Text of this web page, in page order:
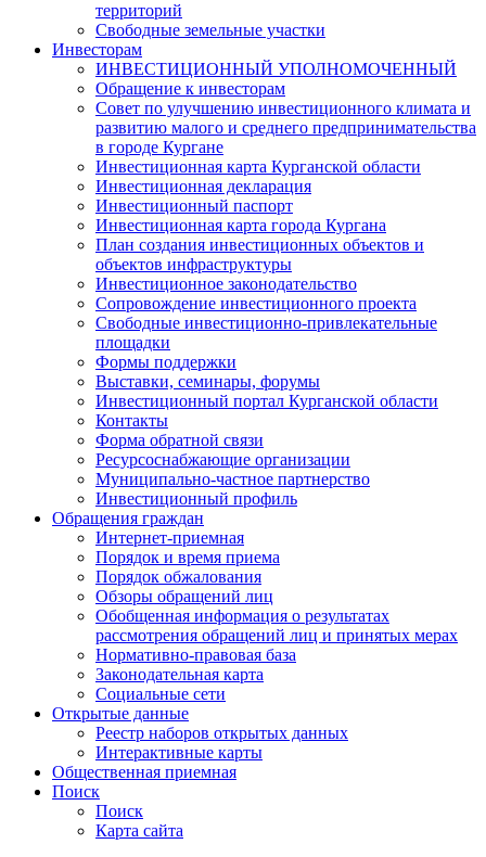
территорий
Свободные земельные участки
Инвесторам
ИНВЕСТИЦИОННЫЙ УПОЛНОМОЧЕННЫЙ
Обращение к инвесторам
Совет по улучшению инвестиционного климата и
развитию малого и среднего предпринимательства
в городе Кургане
Инвестиционная карта Курганской области
Инвестиционная декларация
Инвестиционный паспорт
Инвестиционная карта города Кургана
План создания инвестиционных объектов и
объектов инфраструктуры
Инвестиционное законодательство
Сопровождение инвестиционного проекта
Свободные инвестиционно-привлекательные
площадки
Формы поддержки
Выставки, семинары, форумы
Инвестиционный портал Курганской области
Контакты
Форма обратной связи
Ресурсоснабжающие организации
Муниципально-частное партнерство
Инвестиционный профиль
Обращения граждан
Интернет-приемная
Порядок и время приема
Порядок обжалования
Обзоры обращений лиц
Обобщенная информация о результатах
рассмотрения обращений лиц и принятых мерах
Нормативно-правовая база
Законодательная карта
Социальные сети
Открытые данные
Реестр наборов открытых данных
Интерактивные карты
Общественная приемная
Поиск
Поиск
Карта сайта